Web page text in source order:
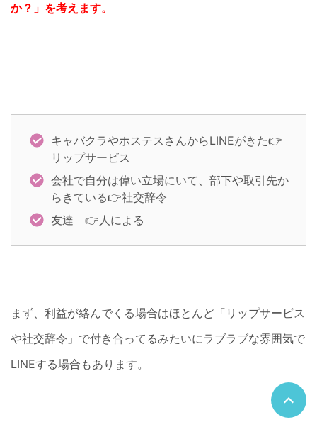
か？」を考えます。
キャバクラやホステスさんからLINEがきた👉
リップサービス
会社で自分は偉い立場にいて、部下や取引先か
らきている👉社交辞令
友達 👉人による
まず、利益が絡んでくる場合はほとんど「リップサービス
や社交辞令」で付き合ってるみたいにラブラブな雰囲気で
LINEする場合もあります。